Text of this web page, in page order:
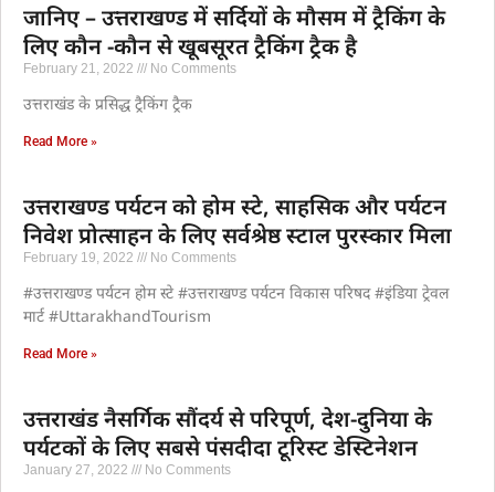
जानिए – उत्तराखण्ड में सर्दियों के मौसम में ट्रैकिंग के
लिए कौन -कौन से खूबसूरत ट्रैकिंग ट्रैक है
February 21, 2022 No Comments
उत्तराखंड के प्रसिद्ध ट्रैकिंग ट्रैक
Read More »
उत्तराखण्ड पर्यटन को होम स्टे, साहसिक और पर्यटन
निवेश प्रोत्साहन के लिए सर्वश्रेष्ठ स्टाल पुरस्कार मिला
February 19, 2022 No Comments
#उत्तराखण्ड पर्यटन होम स्टे #उत्तराखण्ड पर्यटन विकास परिषद #इंडिया ट्रेवल
मार्ट #UttarakhandTourism
Read More »
उत्तराखंड नैसर्गिक सौंदर्य से परिपूर्ण, देश-दुनिया के
पर्यटकों के लिए सबसे पंसदीदा टूरिस्ट डेस्टिनेशन
January 27, 2022 No Comments